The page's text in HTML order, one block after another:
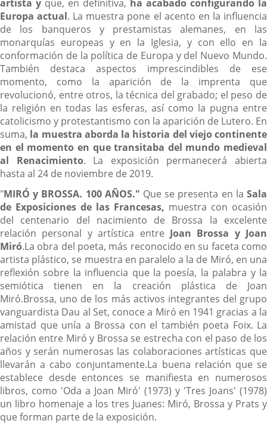
artista y que, en definitiva, ha acabado configurando la
Europa actual. La muestra pone el acento en la influencia
de los banqueros y prestamistas alemanes, en las
monarquías europeas y en la Iglesia, y con ello en la
conformación de la política de Europa y del Nuevo Mundo.
También destaca aspectos imprescindibles de ese
momento, como la aparición de la imprenta que
revolucionó, entre otros, la técnica del grabado; el peso de
la religión en todas las esferas, así como la pugna entre
catolicismo y protestantismo con la aparición de Lutero. En
suma, la muestra aborda la historia del viejo continente
en el momento en que transitaba del mundo medieval
al Renacimiento. La exposición permanecerá abierta
hasta al 24 de noviembre de 2019.
"MIRÓ y BROSSA. 100 AÑOS." Que se presenta en laSala
de Exposiciones de las Francesas, muestra con ocasión
del centenario del nacimiento de Brossa la excelente
relación personal y artística entre Joan Brossa y Joan
Miró.La obra del poeta, más reconocido en su faceta como
artista plástico, se muestra en paralelo a la de Miró, en una
reflexión sobre la influencia que la poesía, la palabra y la
semiótica tienen en la creación plástica de Joan
Miró.Brossa, uno de los más activos integrantes del grupo
vanguardista Dau al Set, conoce a Miró en 1941 gracias a la
amistad que unía a Brossa con el también poeta Foix. La
relación entre Miró y Brossa se estrecha con el paso de los
años y serán numerosas las colaboraciones artísticas que
llevarán a cabo conjuntamente.La buena relación que se
establece desde entonces se manifiesta en numerosos
libros, como 'Oda a Joan Miró' (1973) y 'Tres Joans' (1978)
un libro homenaje a los tres Juanes: Miró, Brossa y Prats y
que forman parte de la exposición.